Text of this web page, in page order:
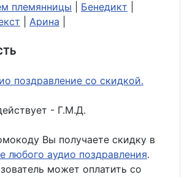
племянницы Бенедикт
Арина
поздравление со скидкой.
- Г.М.Д.
Вы получаете скидку в
любого аудио поздравления.
может оплатить со